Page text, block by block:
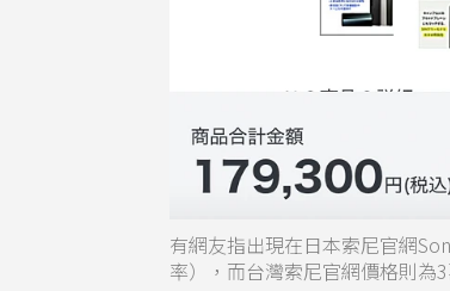
有網友指出現在日本索尼官網
率），而台灣索尼官網價格則為